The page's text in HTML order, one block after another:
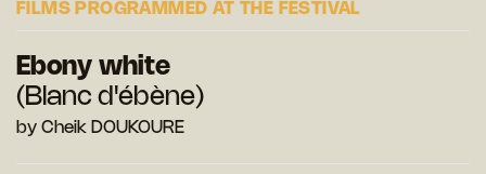
FILMS PROGRAMMED AT THE FESTIVAL
Ebony white
(Blanc d'ébène)
by Cheik DOUKOURE